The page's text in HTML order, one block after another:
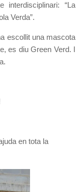
interdisciplinari: “La
Verda”.
escollit una mascota
es diu Green Verd. I
en tota la